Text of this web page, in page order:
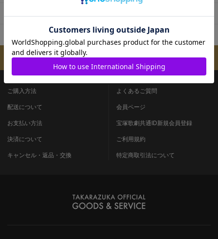
メールマガジンのご案内
ご購入方法
配送について
お支払い方法
決済について
キャンセル・返品・交換
よくあるご質問
会員ページ
宝塚歌劇共通ID新規会員登録
ご利用規約
特定商取引法について